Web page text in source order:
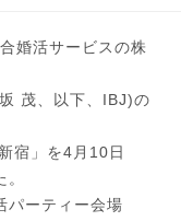
婚活サービスの株
茂、以下、IBJ)の
宿」を4月10日
パーティー会場